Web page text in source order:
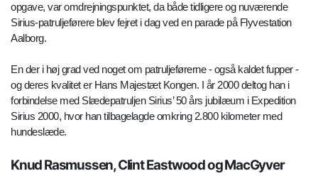
opgave, var omdrejningspunktet, da både tidligere og nuværende
Sirius-patruljeførere blev fejret i dag ved en parade på Flyvestation
Aalborg.
En der i høj grad ved noget om patruljeførerne - også kaldet fupper -
og deres kvalitet er Hans Majestæt Kongen. I år 2000 deltog han i
forbindelse med Slædepatruljen Sirius’ 50 års jubilæum i Expedition
Sirius 2000, hvor han tilbagelagde omkring 2.800 kilometer med
hundeslæde.
Knud Rasmussen, Clint Eastwood og MacGyver